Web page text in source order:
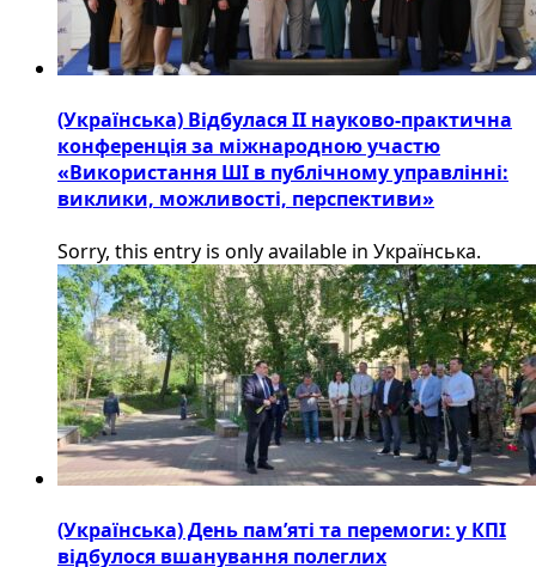
(Українська) Відбулася ІІ науково-практична
конференція за міжнародною участю
«Використання ШІ в публічному управлінні:
виклики, можливості, перспективи»
Sorry, this entry is only available in Українська.
(Українська) День пам’яті та перемоги: у КПІ
відбулося вшанування полеглих